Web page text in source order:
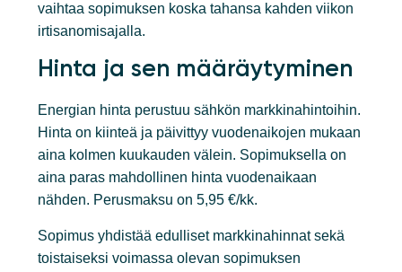
vaihtaa sopimuksen koska tahansa kahden viikon
irtisanomisajalla.
Hinta ja sen määräytyminen
Energian hinta perustuu sähkön markkinahintoihin.
Hinta on kiinteä ja päivittyy vuodenaikojen mukaan
aina kolmen kuukauden välein. Sopimuksella on
aina paras mahdollinen hinta vuodenaikaan
nähden. Perusmaksu on 5,95 €/kk.
Sopimus yhdistää edulliset markkinahinnat sekä
toistaiseksi voimassa olevan sopimuksen